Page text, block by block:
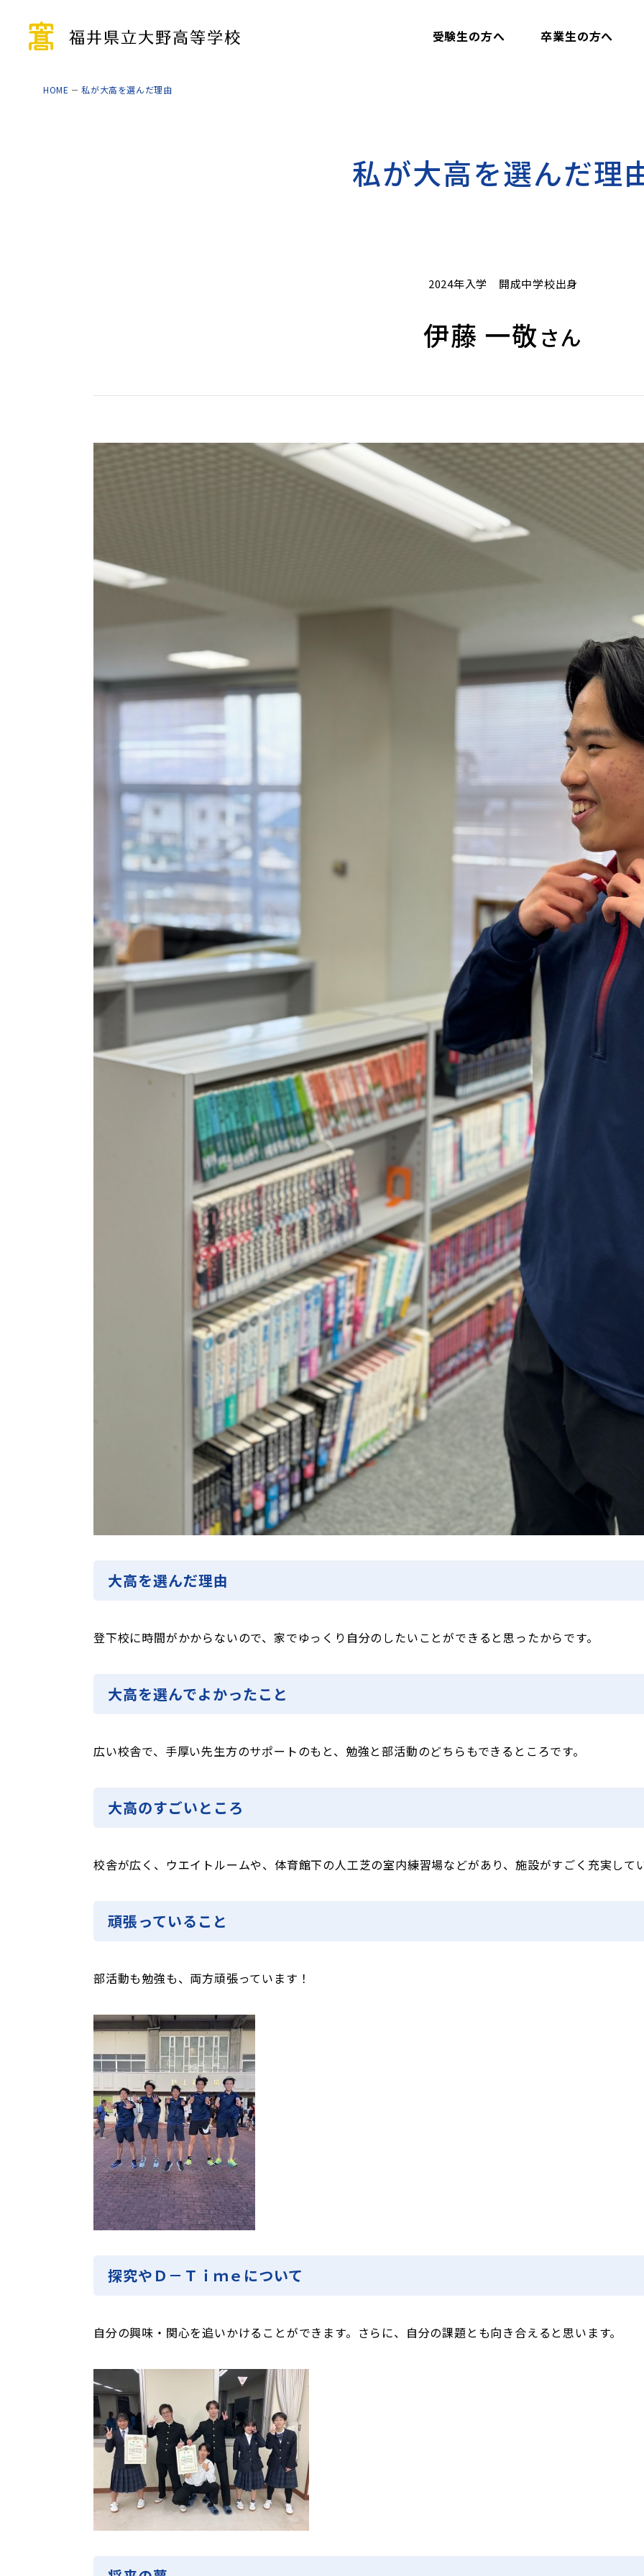
受験生の方へ 卒業生の方へ
HOME 私が大高を選んだ理由
私が大高を選んだ理
2024年入学 開成中学校出身
伊藤 一敬さん
大高を選んだ理由
登下校に時間がかからないので、家でゆっくり自分のしたいことができると思ったからです。
大高を選んでよかったこと
広い校舎で、手厚い先生方のサポートのもと、勉強と部活動のどちらもできるところです。
大高のすごいところ
校舎が広く、ウエイトルームや、体育館下の人工芝の室内練習場などがあり、施設がすごく充実して
頑張っていること
部活動も勉強も、両方頑張っています！
探究やＤ－Ｔｉｍｅについて
自分の興味・関心を追いかけることができます。さらに、自分の課題とも向き合えると思います。